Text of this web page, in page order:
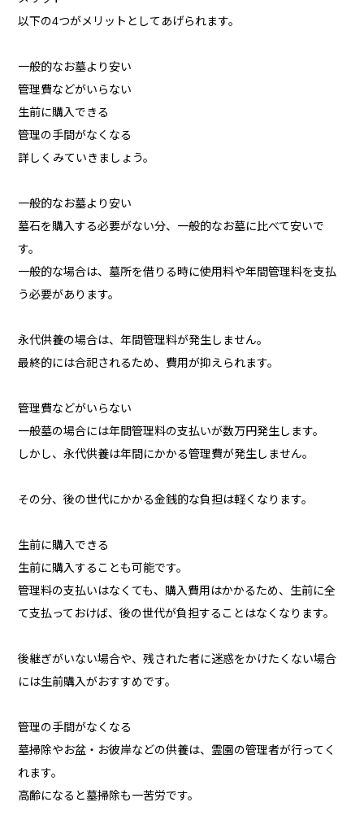
以下の4つがメリットとしてあげられます。
一般的なお墓より安い
管理費などがいらない
生前に購入できる
管理の手間がなくなる
詳しくみていきましょう。
一般的なお墓より安い
墓石を購入する必要がない分、一般的なお墓に比べて安いで
す。
一般的な場合は、墓所を借りる時に使用料や年間管理料を支払
う必要があります。
永代供養の場合は、年間管理料が発生しません。
最終的には合祀されるため、費用が抑えられます。
管理費などがいらない
一般墓の場合には年間管理料の支払いが数万円発生します。
しかし、永代供養は年間にかかる管理費が発生しません。
その分、後の世代にかかる金銭的な負担は軽くなります。
生前に購入できる
生前に購入することも可能です。
管理料の支払いはなくても、購入費用はかかるため、生前に全
て支払っておけば、後の世代が負担することはなくなります。
後継ぎがいない場合や、残された者に迷惑をかけたくない場合
には生前購入がおすすめです。
管理の手間がなくなる
墓掃除やお盆・お彼岸などの供養は、霊園の管理者が行ってく
れます。
高齢になると墓掃除も一苦労です。